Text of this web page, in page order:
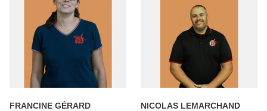
FRANCINE GÉRARD NICOLAS LEMARCHAND